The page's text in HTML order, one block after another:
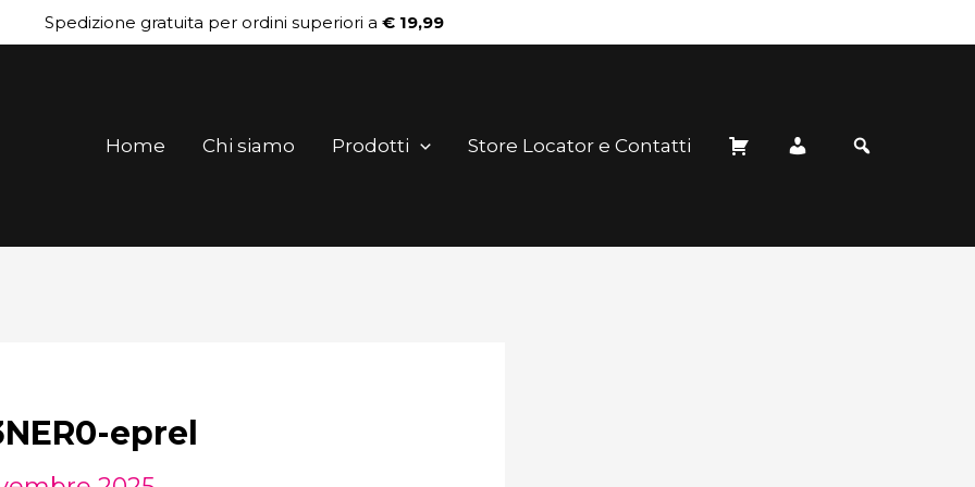
Spedizione gratuita per ordini superiori a € 19,99
Home Chi siamo Prodotti Store Locator e Contatti
eprel